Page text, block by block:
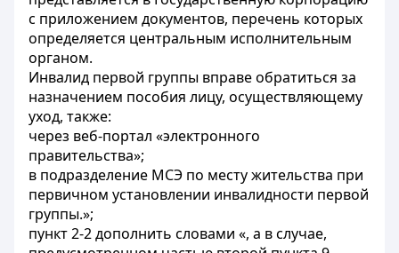
с приложением документов, перечень которых
определяется центральным исполнительным
органом.
Инвалид первой группы вправе обратиться за
назначением пособия лицу, осуществляющему
уход, также:
через веб-портал «электронного
правительства»;
в подразделение МСЭ по месту жительства при
первичном установлении инвалидности первой
группы.»;
пункт 2-2 дополнить словами «, а в случае,